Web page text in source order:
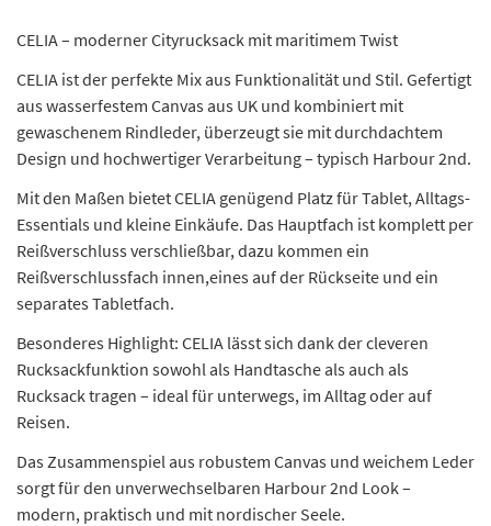
CELIA – moderner Cityrucksack mit maritimem Twist
CELIA ist der perfekte Mix aus Funktionalität und Stil. Gefertigt
aus wasserfestem Canvas aus UK und kombiniert mit
gewaschenem Rindleder, überzeugt sie mit durchdachtem
Design und hochwertiger Verarbeitung – typisch Harbour 2nd.
Mit den Maßen bietet CELIA genügend Platz für Tablet, Alltags-
Essentials und kleine Einkäufe. Das Hauptfach ist komplett per
Reißverschluss verschließbar, dazu kommen ein
Reißverschlussfach innen,eines auf der Rückseite und ein
separates Tabletfach.
Besonderes Highlight: CELIA lässt sich dank der cleveren
Rucksackfunktion sowohl als Handtasche als auch als
Rucksack tragen – ideal für unterwegs, im Alltag oder auf
Reisen.
Das Zusammenspiel aus robustem Canvas und weichem Leder
sorgt für den unverwechselbaren Harbour 2nd Look –
modern, praktisch und mit nordischer Seele.